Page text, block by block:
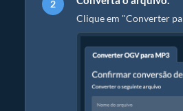
Clique em "Converter